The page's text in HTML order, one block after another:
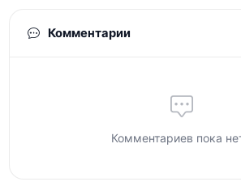
Комментарии
Комментариев пока